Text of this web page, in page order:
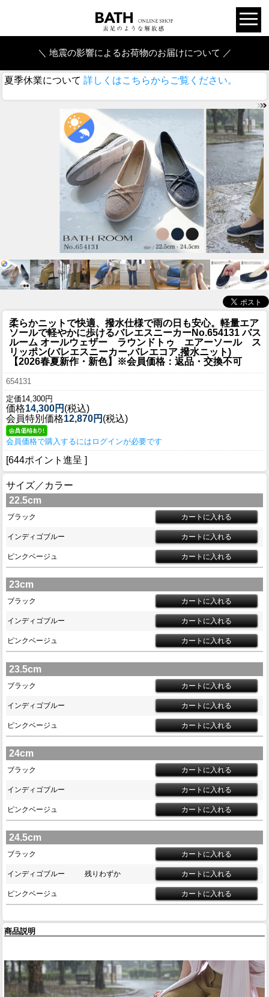
＼ 地震の影響によるお荷物のお届けについて ／
夏季休業について 詳しくはこちらからご覧ください。
柔らかニットで快適、撥水仕様で雨の日も安心。軽量エア
ソールで軽やかに歩けるバレエスニーカーNo.654131 バス
ルーム オールウェザー ラウンドトゥ エアーソール ス
リッポン(バレエスニーカー,バレエコア,撥水ニット)
【2026春夏新作・新色】※会員価格：返品・交換不可
654131
定価14,300円
価格14,300円 (税込)
会員特別価格12,870円 (税込)
会員価格で購入するにはログインが必要です
[644ポイント進呈 ]
サイズ／カラー
22.5cm
ブラック
インディゴブルー
ピンクベージュ
23cm
ブラック
インディゴブルー
ピンクベージュ
23.5cm
ブラック
インディゴブルー
ピンクベージュ
24cm
ブラック
インディゴブルー
ピンクベージュ
24.5cm
ブラック
インディゴブルー 残りわずか
ピンクベージュ
商品説明